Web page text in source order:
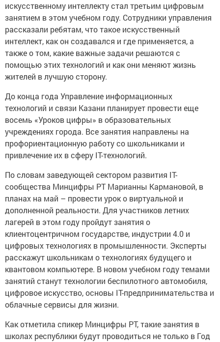
искусственному интеллекту стал третьим цифровым
занятием в этом учебном году. Сотрудники управления
рассказали ребятам, что такое искусственный
интеллект, как он создавался и где применяется, а
также о том, какие важные задачи решаются с
помощью этих технологий и как они меняют жизнь
жителей в лучшую сторону.
До конца года Управление информационных
технологий и связи Казани планирует провести еще
восемь «Уроков цифры» в образовательных
учреждениях города. Все занятия направлены на
профориентационную работу со школьниками и
привлечение их в сферу IT-технологий.
По словам заведующей сектором развития IT-
сообщества Минцифры РТ Марианны Кармановой, в
планах на май – провести урок о виртуальной и
дополненной реальности. Для участников летних
лагерей в этом году пройдут занятия о
клиентоцентричном государстве, индустрии 4.0 и
цифровых технологиях в промышленности. Эксперты
расскажут школьникам о технологиях будущего и
квантовом компьютере. В новом учебном году темами
занятий станут технологии беспилотного автомобиля,
цифровое искусство, основы IT-предпринимательства и
облачные сервисы для жизни.
Как отметила спикер Минцифры РТ, такие занятия в
школах республики будут проводиться не только в Год